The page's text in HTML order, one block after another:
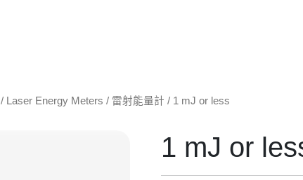
/ Laser Energy Meters / 雷射能量計 / 1 mJ or less
1 mJ or